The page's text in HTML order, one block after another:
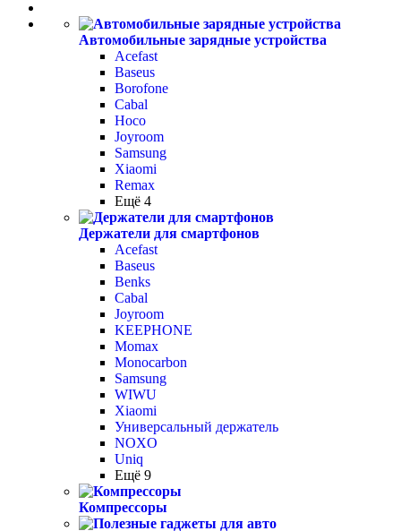
Автомобильные зарядные устройства
Acefast
Baseus
Borofone
Cabal
Hoco
Joyroom
Samsung
Xiaomi
Remax
Ещё 4
Держатели для смартфонов
Acefast
Baseus
Benks
Cabal
Joyroom
KEEPHONE
Momax
Monocarbon
Samsung
WIWU
Xiaomi
Универсальный держатель
NOXO
Uniq
Ещё 9
Компрессоры